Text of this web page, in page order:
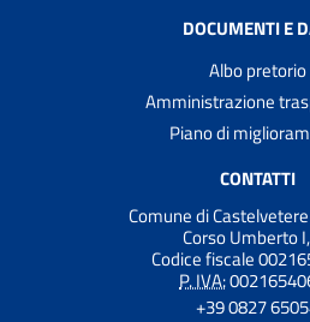
DOCUMENTI E
Albo pretorio
Amministrazione
Piano di
CONTATTI
Comune di
Corso Umberto
Codice fiscale
P. IVA:
+39 0827